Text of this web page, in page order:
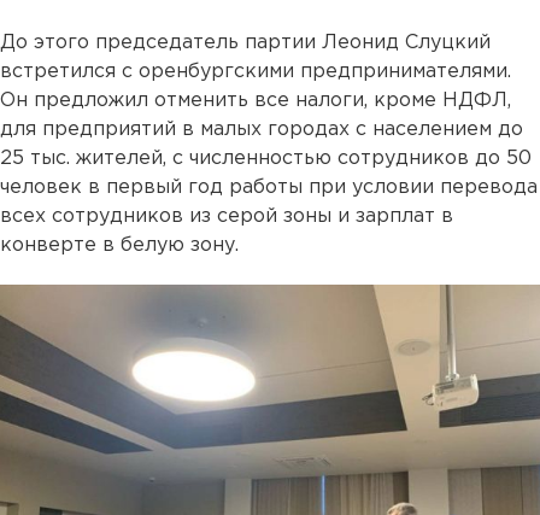
До этого председатель партии Леонид Слуцкий
встретился с оренбургскими предпринимателями.
Он предложил отменить все налоги, кроме НДФЛ,
для предприятий в малых городах с населением до
25 тыс. жителей, с численностью сотрудников до 50
человек в первый год работы при условии перевода
всех сотрудников из серой зоны и зарплат в
конверте в белую зону.